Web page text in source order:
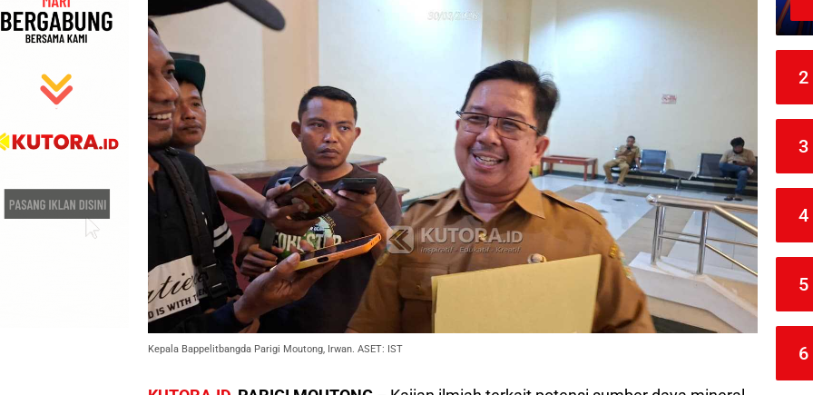
Kepala Bappelitbangda Parigi Moutong, Irwan. ASET: IST
2
3
4
5
6